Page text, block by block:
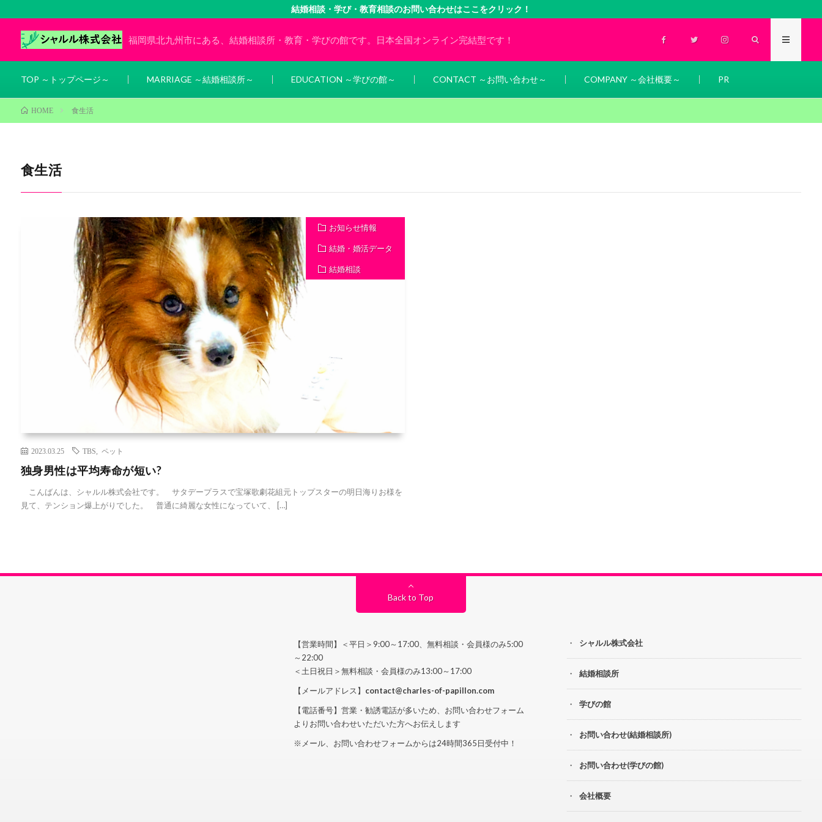
結婚相談・学び・教育相談のお問い合わせはここをクリック！
福岡県北九州市にある、結婚相談所・教育・学びの館です。日本全国オンライン完結型です！
TOP ～トップページ～ MARRIAGE ～結婚相談所～ EDUCATION ～学びの館～ CONTACT ～お問い合わせ～ COMPANY ～会社概要～ PR
HOME 食生活
食生活
お知らせ情報
結婚・婚活データ
結婚相談
2023.03.25 TBS ペット
独身男性は平均寿命が短い?
こんばんは、シャルル株式会社です。 サタデープラスで宝塚歌劇花組元トップスターの明日海りお様を
見て、テンション爆上がりでした。 普通に綺麗な女性になっていて、 […]
Back to Top
【営業時間】＜平日＞9:00～17:00、無料相談・会員様のみ5:00
～22:00
＜土日祝日＞無料相談・会員様のみ13:00～17:00
【メールアドレス】 contact@charles-of-papillon.com
【電話番号】営業・勧誘電話が多いため、お問い合わせフォーム
よりお問い合わせいただいた方へお伝えします
※メール、お問い合わせフォームからは24時間365日受付中！
シャルル株式会社
結婚相談所
学びの館
お問い合わせ(結婚相談所)
お問い合わせ(学びの館)
会社概要